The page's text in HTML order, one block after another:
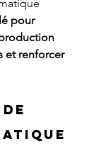
pour
et renforcer